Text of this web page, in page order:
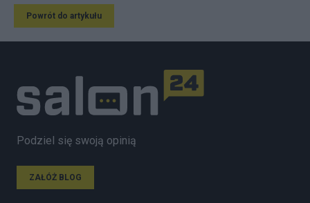
Powrót do artykułu
Podziel się swoją opinią
ZAŁÓŻ BLOG